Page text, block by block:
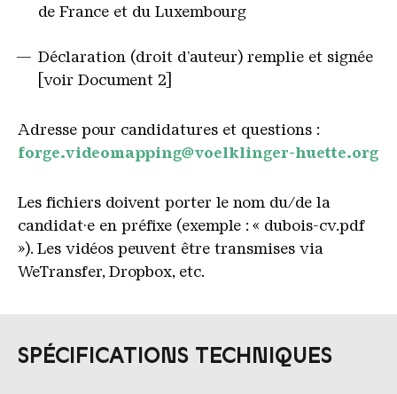
de France et du Luxembourg
Déclaration (droit d’auteur) remplie et signée
[voir Document 2]
Adresse pour candidatures et questions :
forge.videomapping@voelklinger-huette.org
Les fichiers doivent porter le nom du/de la
candidat·e en préfixe (exemple : « dubois-cv.pdf
»). Les vidéos peuvent être transmises via
WeTransfer, Dropbox, etc.
SPÉCIFICATIONS TECHNIQUES